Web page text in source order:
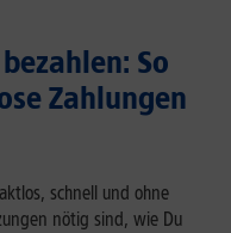
So
Zahlungen
schnell und ohne
nötig sind, wie Du